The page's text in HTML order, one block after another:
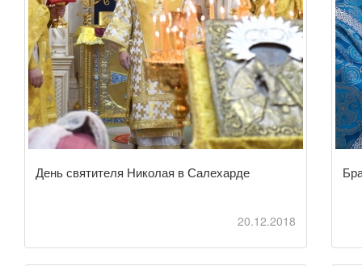
День святителя Николая в Салехарде
20.12.2018